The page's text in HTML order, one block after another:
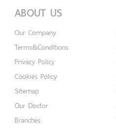
ABOUT US
Our Company
Terms&Conditions
Privacy Policy
Cookies Policy
Sitemap
Our Doctor
Branches